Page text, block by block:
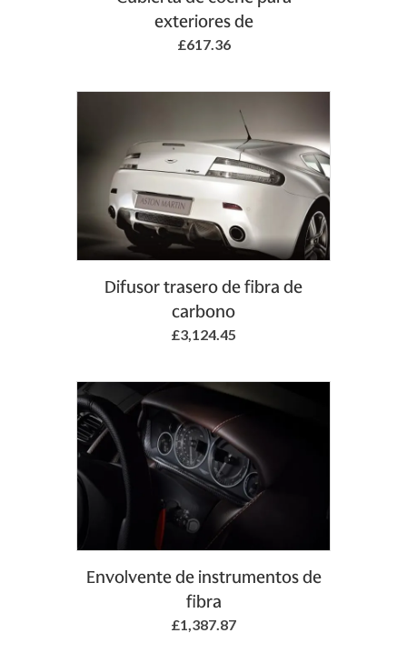
exteriores de
£617.36
Difusor trasero de fibra de
carbono
£3,124.45
Add to Basket
Envolvente de instrumentos de
fibra
£1,387.87